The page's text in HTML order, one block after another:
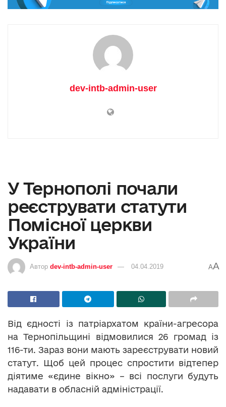
dev-intb-admin-user
У Тернополі почали
реєструвати статути
Помісної церкви
України
Автор dev-intb-admin-user 04.04.2019 AA
Від єдності із патріархатом країни-агресора
на Тернопільщині відмовилися 26 громад із
116-ти. Зараз вони мають зареєструвати новий
статут. Щоб цей процес спростити відтепер
діятиме «єдине вікно» – всі послуги будуть
надавати в обласній адміністрації.